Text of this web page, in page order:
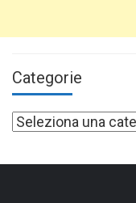
Categorie
Categorie